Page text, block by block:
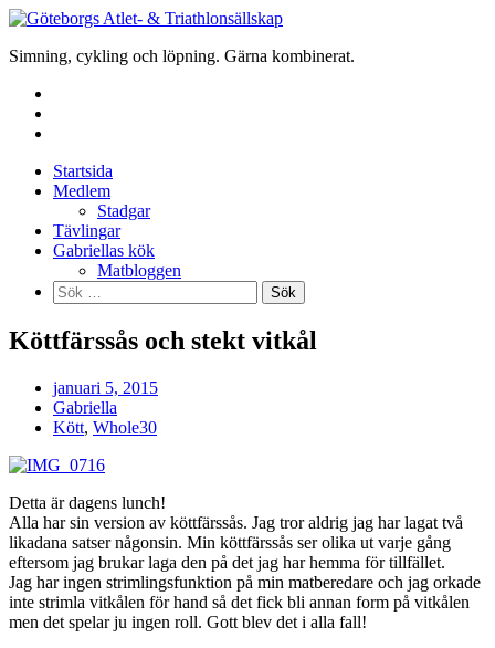
Skip
content
Simning, cykling och löpning. Gärna kombinerat.
Startsida
Medlem
Stadgar
Tävlingar
Gabriellas kök
Matbloggen
Sök
efter:
Köttfärssås och stekt vitkål
januari 5, 2015
Gabriella
Kött, Whole30
Detta är dagens lunch!
Alla har sin version av köttfärssås. Jag tror aldrig jag har lagat två
likadana satser någonsin. Min köttfärssås ser olika ut varje gång
eftersom jag brukar laga den på det jag har hemma för tillfället.
Jag har ingen strimlingsfunktion på min matberedare och jag orkade
inte strimla vitkålen för hand så det fick bli annan form på vitkålen
men det spelar ju ingen roll. Gott blev det i alla fall!